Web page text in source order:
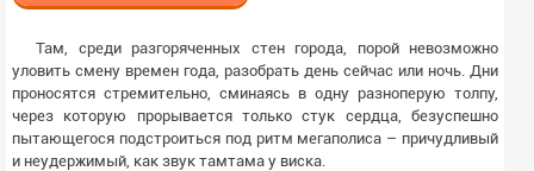
Там, среди разгоряченных стен города, порой невозможно
уловить смену времен года, разобрать день сейчас или ночь. Дни
проносятся стремительно, сминаясь в одну разноперую толпу,
через которую прорывается только стук сердца, безуспешно
пытающегося подстроиться под ритм мегаполиса – причудливый
и неудержимый, как звук тамтама у виска.